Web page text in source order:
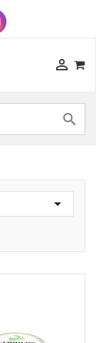


